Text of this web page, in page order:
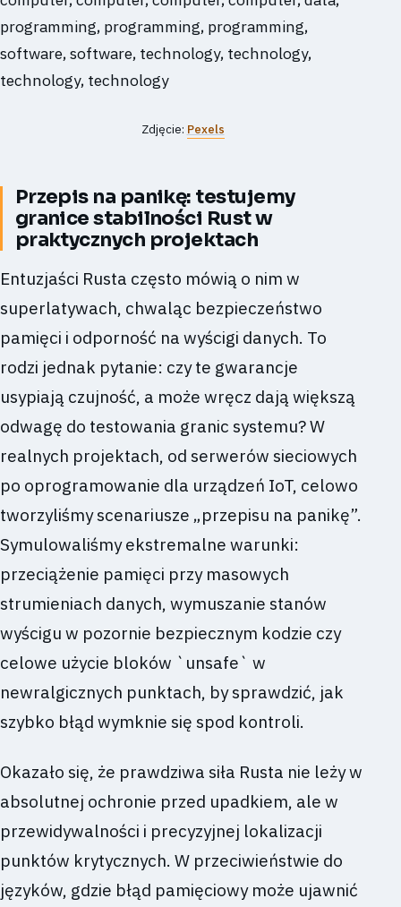
Zdjęcie: Pexels
Przepis na panikę: testujemy
granice stabilności Rust w
praktycznych projektach
Entuzjaści Rusta często mówią o nim w
superlatywach, chwaląc bezpieczeństwo
pamięci i odporność na wyścigi danych. To
rodzi jednak pytanie: czy te gwarancje
usypiają czujność, a może wręcz dają większą
odwagę do testowania granic systemu? W
realnych projektach, od serwerów sieciowych
po oprogramowanie dla urządzeń IoT, celowo
tworzyliśmy scenariusze „przepisu na panikę”.
Symulowaliśmy ekstremalne warunki:
przeciążenie pamięci przy masowych
strumieniach danych, wymuszanie stanów
wyścigu w pozornie bezpiecznym kodzie czy
celowe użycie bloków `unsafe` w
newralgicznych punktach, by sprawdzić, jak
szybko błąd wymknie się spod kontroli.
Okazało się, że prawdziwa siła Rusta nie leży w
absolutnej ochronie przed upadkiem, ale w
przewidywalności i precyzyjnej lokalizacji
punktów krytycznych. W przeciwieństwie do
języków, gdzie błąd pamięciowy może ujawnić